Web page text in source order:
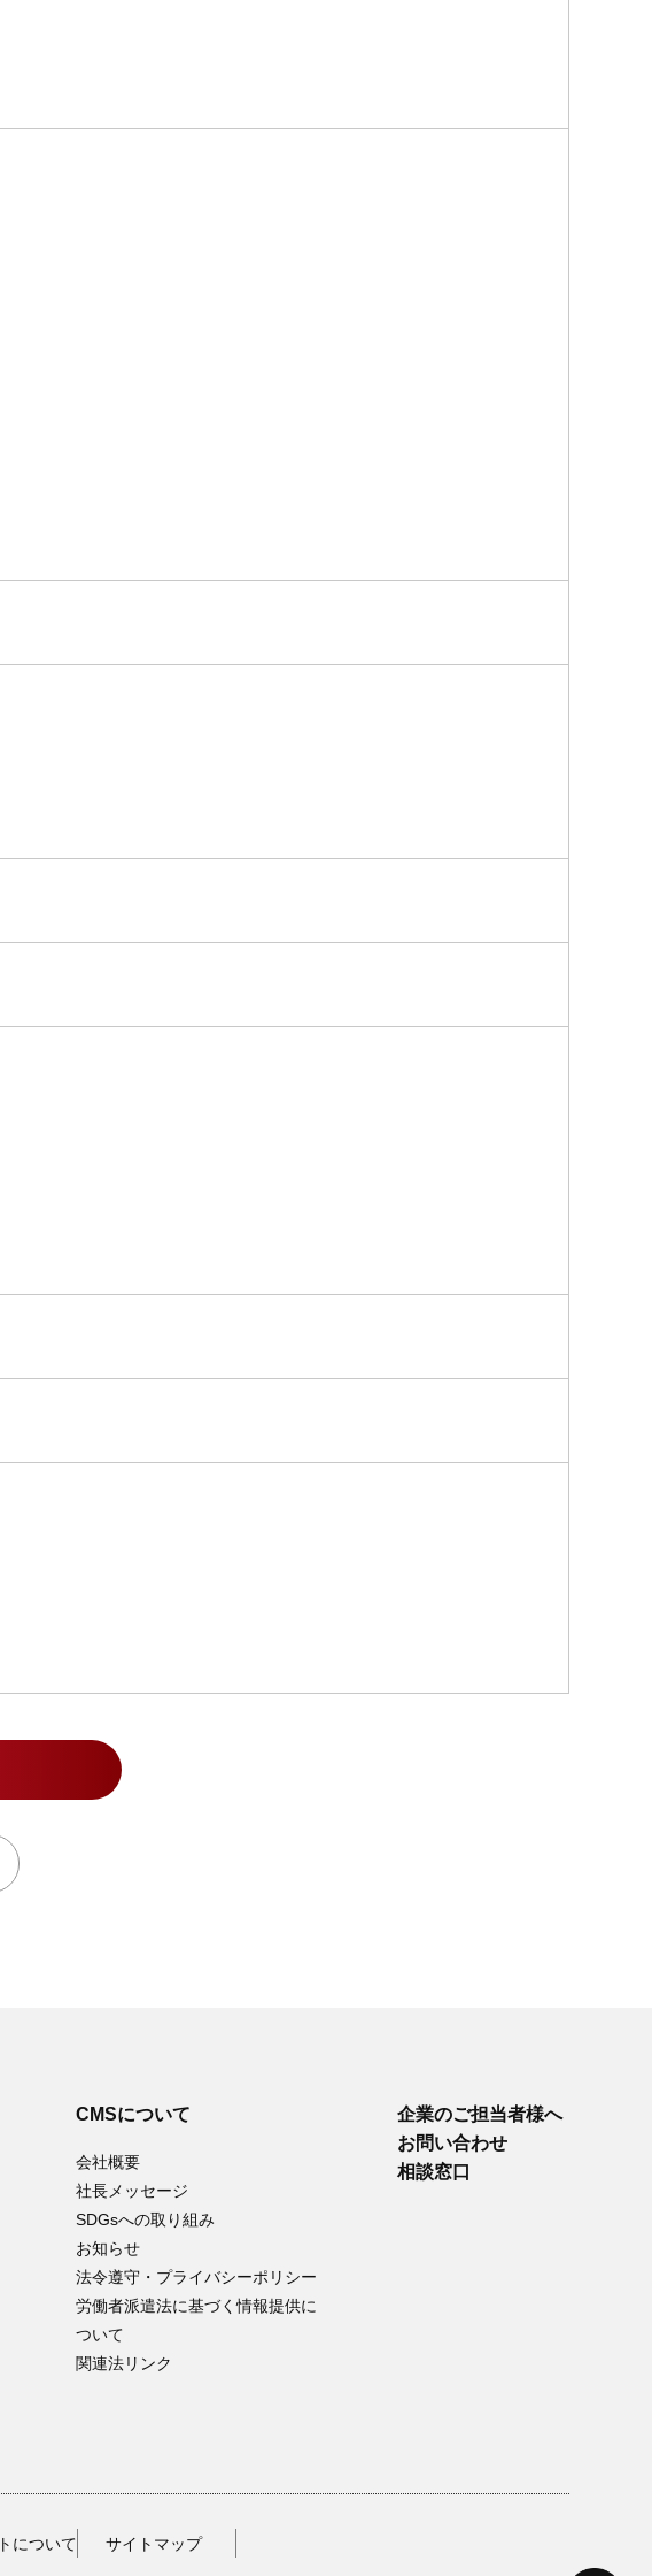
CMSについて
会社概要
社長メッセージ
SDGsへの取り組み
お知らせ
法令遵守・プライバシーポリシー
労働者派遣法に基づく情報提供に
ついて
関連法リンク
企業のご担当者様へ
お問い合わせ
相談窓口
について サイトマップ